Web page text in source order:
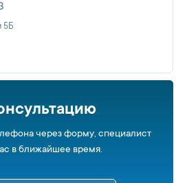
5Б
через форму, специалист
в ближайшее время.